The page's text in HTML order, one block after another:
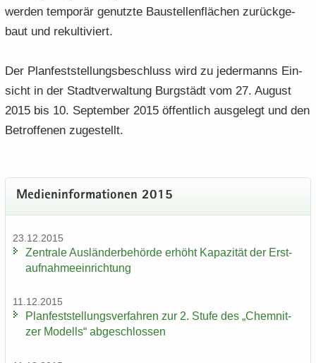
wer­den tem­po­rär ge­nutz­te Bau­stel­len­flä­chen zu­rück­ge­
baut und re­kul­ti­viert.
Der Plan­fest­stel­lungs­be­schluss wird zu je­der­manns Ein­
sicht in der Stadt­ver­wal­tung Burg­städt vom 27. Au­gust
2015 bis 10. Sep­tem­ber 2015 öf­fent­lich aus­ge­legt und den
Be­trof­fe­nen zu­ge­stellt.
Me­di­en­in­for­ma­tio­nen 2015
23.12.2015
Zen­tra­le Aus­län­der­be­hör­de er­höht Ka­pa­zi­tät der Erst­
auf­nah­me­ein­rich­tung
11.12.2015
Plan­fest­stel­lungs­ver­fah­ren zur 2. Stufe des „Chem­nit­
zer Mo­dells“ ab­ge­schlos­sen